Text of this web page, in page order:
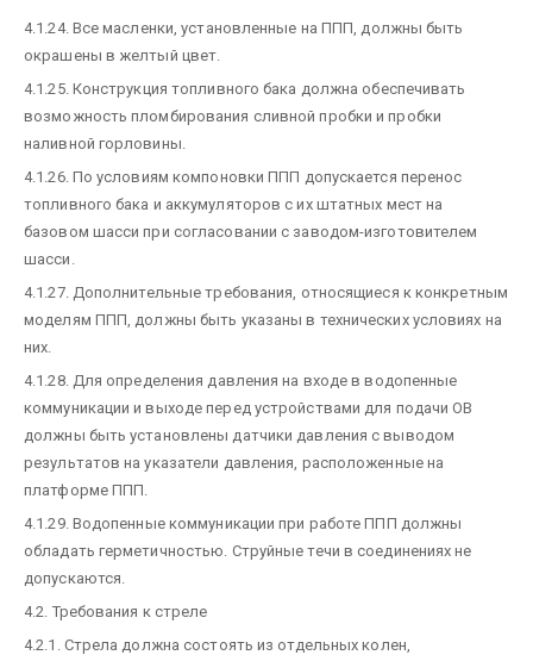
4.1.24. Все масленки, установленные на ППП, должны быть
окрашены в желтый цвет.
4.1.25. Конструкция топливного бака должна обеспечивать
возможность пломбирования сливной пробки и пробки
наливной горловины.
4.1.26. По условиям компоновки ППП допускается перенос
топливного бака и аккумуляторов с их штатных мест на
базовом шасси при согласовании с заводом-изготовителем
шасси.
4.1.27. Дополнительные требования, относящиеся к конкретным
моделям ППП, должны быть указаны в технических условиях на
них.
4.1.28. Для определения давления на входе в водопенные
коммуникации и выходе перед устройствами для подачи ОВ
должны быть установлены датчики давления с выводом
результатов на указатели давления, расположенные на
платформе ППП.
4.1.29. Водопенные коммуникации при работе ППП должны
обладать герметичностью. Струйные течи в соединениях не
допускаются.
4.2. Требования к стреле
4.2.1. Стрела должна состоять из отдельных колен,